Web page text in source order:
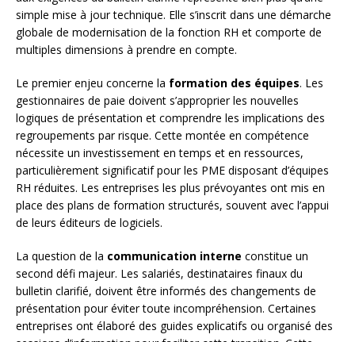
simple mise à jour technique. Elle s’inscrit dans une démarche
globale de modernisation de la fonction RH et comporte de
multiples dimensions à prendre en compte.
Le premier enjeu concerne la formation des équipes. Les
gestionnaires de paie doivent s’approprier les nouvelles
logiques de présentation et comprendre les implications des
regroupements par risque. Cette montée en compétence
nécessite un investissement en temps et en ressources,
particulièrement significatif pour les PME disposant d’équipes
RH réduites. Les entreprises les plus prévoyantes ont mis en
place des plans de formation structurés, souvent avec l’appui
de leurs éditeurs de logiciels.
La question de la communication interne constitue un
second défi majeur. Les salariés, destinataires finaux du
bulletin clarifié, doivent être informés des changements de
présentation pour éviter toute incompréhension. Certaines
entreprises ont élaboré des guides explicatifs ou organisé des